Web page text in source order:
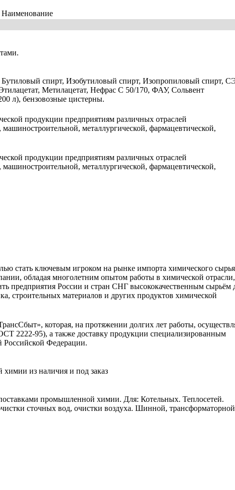
Наименование
спирт, Изобутиловый спирт, Изопропиловый спирт,
Метилацетат, Нефрас С 50/170, ФАУ, Сольвент
л), бензовозные цистерны.
продукции предприятиям различных отраслей
металлургической, фармацевтической,
продукции предприятиям различных отраслей
металлургической, фармацевтической,
ключевым игроком на рынке импорта химического
обладая многолетним опытом работы в химической отрасли,
предприятия России и стран СНГ высококачественным сырьём
строительных материалов и других продуктов химической
которая, на протяжении долгих лет работы,
2222-95), а также доставку продукции специализированным
Российской Федерации.
химии из наличия и под заказ
промышленной химии. Для: Котельных. Теплосетей.
сточных вод, очистки воздуха. Шинной,